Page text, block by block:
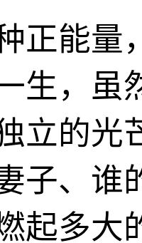
正能量
生，虽
立的光
子、谁
起多大